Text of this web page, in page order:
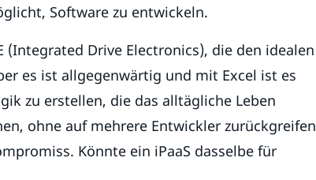
Software zu entwickeln.
Drive Electronics), die den idealen
es ist allgegenwärtig und mit Excel ist es
zu erstellen, die das alltägliche Leben
ohne auf mehrere Entwickler zurückgreifen
Könnte ein iPaaS dasselbe für